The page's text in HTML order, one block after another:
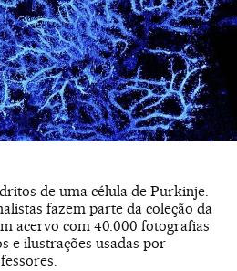
de uma célula de Purkinje.
fazem parte da coleção da
acervo com 40.000 fotografias
e ilustrações usadas por